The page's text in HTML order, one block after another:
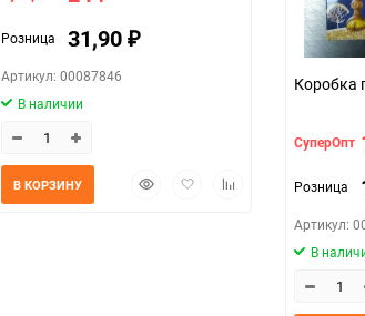
Розница 31,90 ₽
Артикул: 00087846
В наличии
БыстрыйДобавитьДобавить
В КОРЗИНУ
Коробка
СуперОпт
Розница
Артикул:
В